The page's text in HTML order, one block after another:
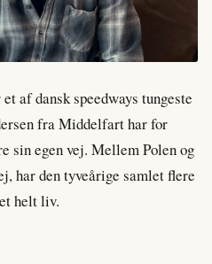
af dansk speedways tungeste
fra Middelfart har for
sin egen vej. Mellem Polen og
har den tyveårige samlet flere
helt liv.